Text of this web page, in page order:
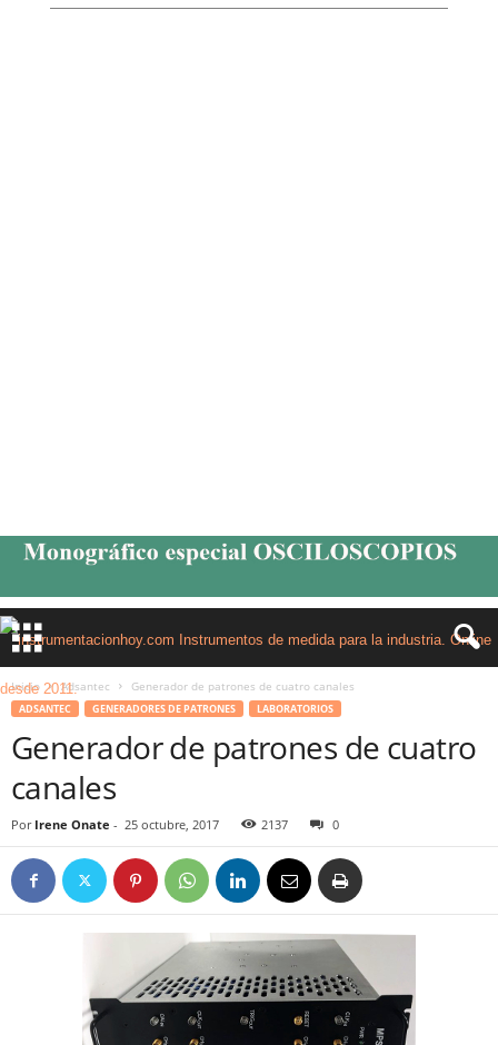
Inicio Adsantec Generador de patrones de cuatro canales
ADSANTEC GENERADORES DE PATRONES LABORATORIOS
Generador de patrones de cuatro
canales
Por Irene Onate - 25 octubre, 2017 2137 0